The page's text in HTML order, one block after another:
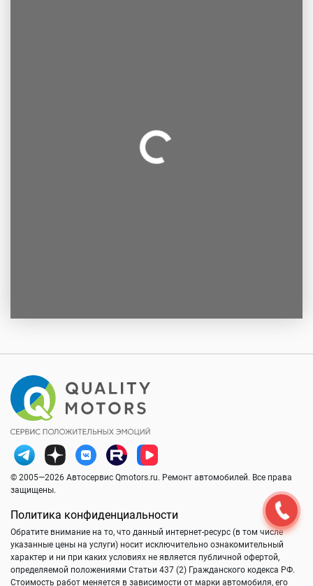
© 2005—2026 Автосервис Qmotors.ru. Ремонт автомобилей. Все права
защищены.
Политика конфиденциальности
Обратите внимание на то, что данный интернет-ресурс (в том числе
указанные цены на услуги) носит исключительно ознакомительный
характер и ни при каких условиях не является публичной офертой,
определяемой положениями Статьи 437 (2) Гражданского кодекса РФ.
Стоимость работ меняется в зависимости от марки автомобиля, его